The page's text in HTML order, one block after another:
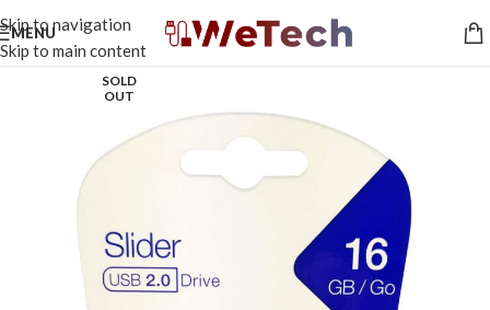
Skip to navigation
Skip to main content
MENU
SOLD
OUT